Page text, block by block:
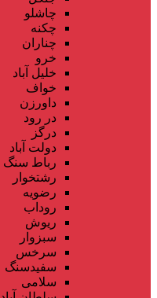
چاشلو
چکنه
چناران
خرو
خلیل آباد
خواف
داورزن
در رود
درگز
دولت آباد
رباط سنگ
رشتخوار
رضویه
روداب
ریوش
سبزوار
سرخس
سفیدسنگ
سلامی